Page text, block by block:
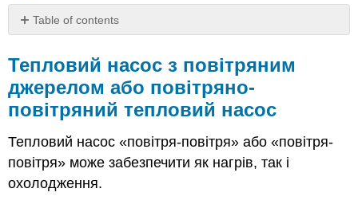
Table of contents
з
повітряним
джерелом
повітряно-
тепловий
насос
Тепловий насос з повітряним
джерелом або повітряно-
повітряний тепловий насос
Тепловий насос «повітря-повітря» або «повітря-
повітря» може забезпечити як нагрів, так і
охолодження.